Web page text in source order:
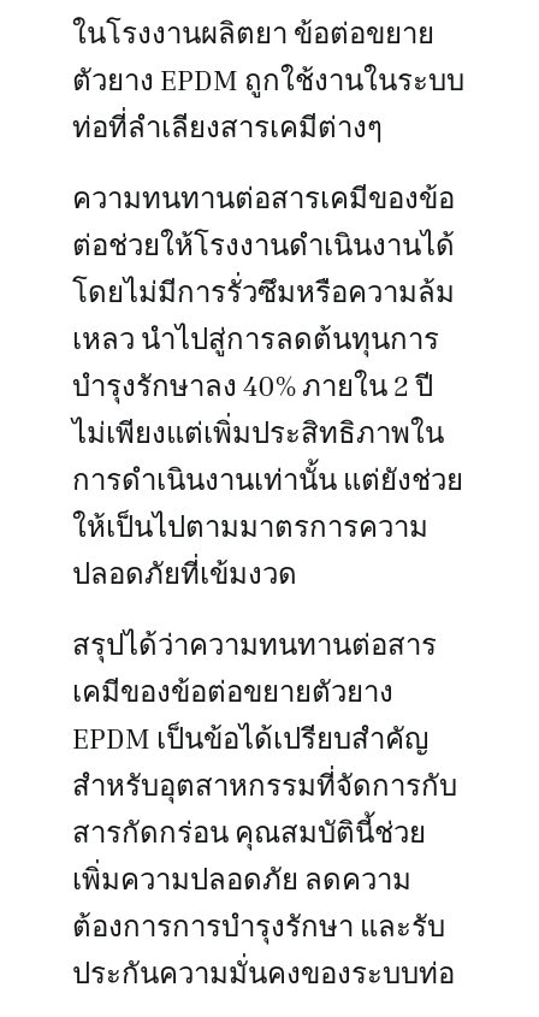
ในโรงงานผลิตยา ข้อต่อขยาย
ตัวยาง EPDM ถูกใช้งานในระบบ
ท่อที่ลำเลียงสารเคมีต่างๆ
ความทนทานต่อสารเคมีของข้อ
ต่อช่วยให้โรงงานดำเนินงานได้
โดยไม่มีการรั่วซึมหรือความล้ม
เหลว นำไปสู่การลดต้นทุนการ
บำรุงรักษาลง 40% ภายใน 2 ปี
ไม่เพียงแต่เพิ่มประสิทธิภาพใน
การดำเนินงานเท่านั้น แต่ยังช่วย
ให้เป็นไปตามมาตรการความ
ปลอดภัยที่เข้มงวด
สรุปได้ว่าความทนทานต่อสาร
เคมีของข้อต่อขยายตัวยาง
EPDM เป็นข้อได้เปรียบสำคัญ
สำหรับอุตสาหกรรมที่จัดการกับ
สารกัดกร่อน คุณสมบัตินี้ช่วย
เพิ่มความปลอดภัย ลดความ
ต้องการการบำรุงรักษา และรับ
ประกันความมั่นคงของระบบท่อ